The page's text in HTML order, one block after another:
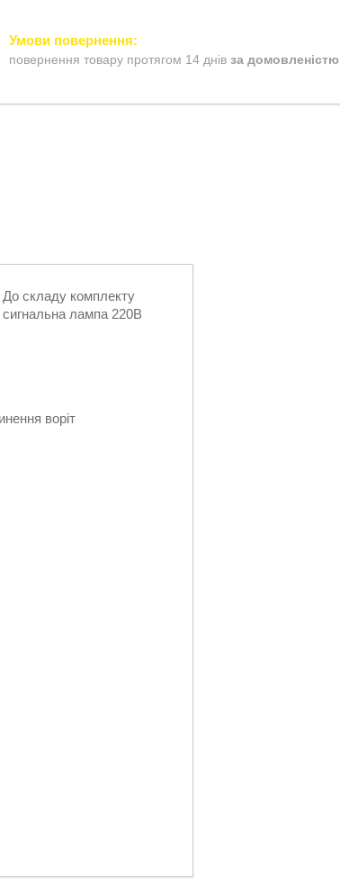
повернення товару протягом 14 днів за домовленістю
До складу комплекту
лампа 220В
воріт